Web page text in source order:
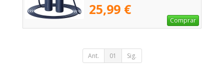
25,99 €
Comprar
Ant. 01 Sig.